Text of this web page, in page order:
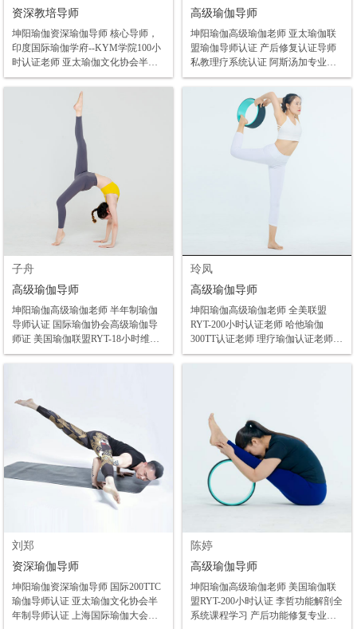
资深教培导师
坤阳瑜伽资深瑜伽导师 核心导师，
印度国际瑜伽学府--KYM学院100小
时认证老师 亚太瑜伽文化协会半年
制瑜伽认证导师 Carlos老师瑜伽哲学
密集20小时认证 美国瑜伽联盟RYT-
200小时认证 李哲功能解剖全系统课
程学习 瑜伽学院高级瑜伽教培导师
产后功能修复专业认证 阴瑜伽100小
时认证 流瑜伽100小时认证 瑜伽心理
疏导师 被动瑜伽老师
高级瑜伽导师
坤阳瑜伽高级瑜伽老师 亚太瑜伽联
盟瑜伽导师认证 产后修复认证导师
私教理疗系统认证 阿斯汤加专业老
师 阴瑜伽40小时认证 极速塑身认证
培训 流瑜伽认证老师 体态评估与矫
子舟
高级瑜伽导师
坤阳瑜伽高级瑜伽老师 半年制瑜伽
导师认证 国际瑜伽协会高级瑜伽导
师证 美国瑜伽联盟RYT-18小时维密
瘦身认证 参加实用运动处方——极
伽认证导师 普拉提认证导师 体态评
估与矫正方案系列
玲凤
高级瑜伽导师
坤阳瑜伽高级瑜伽老师 全美联盟
RYT-200小时认证老师 哈他瑜伽
300TT认证老师 理疗瑜伽认证老师
阴瑜伽认证老师 流瑜伽认证老师 普
刘郑
资深瑜伽导师
坤阳瑜伽资深瑜伽导师 国际200TTC
瑜伽导师认证 亚太瑜伽文化协会半
年制导师认证 上海国际瑜伽大会主
陈婷
高级瑜伽导师
坤阳瑜伽高级瑜伽老师 美国瑜伽联
盟RYT-200小时认证 李哲功能解剖全
系统课程学习 产后功能修复专业认